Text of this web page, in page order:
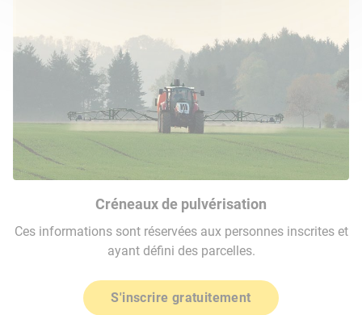
Créneaux de pulvérisation
Ces informations sont réservées aux personnes inscrites et
ayant défini des parcelles.
S'inscrire gratuitement